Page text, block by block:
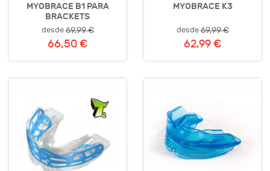
MYOBRACE B1 PARA
BRACKETS
desde69,99 €
66,50 €
MYOBRACE K3
desde69,99 €
62,99 €